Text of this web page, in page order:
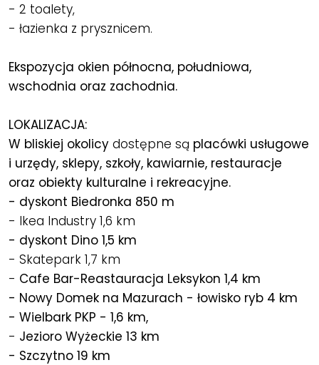
- 2 toalety,
- łazienka z prysznicem.
Ekspozycja okien północna, południowa,
wschodnia oraz zachodnia.
LOKALIZACJA:
W bliskiej okolicy dostępne są placówki usługowe
i urzędy, sklepy, szkoły, kawiarnie, restauracje
oraz obiekty kulturalne i rekreacyjne.
- dyskont Biedronka 850 m
- Ikea Industry 1,6 km
- dyskont Dino 1,5 km
- Skatepark 1,7 km
- Cafe Bar-Reastauracja Leksykon 1,4 km
- Nowy Domek na Mazurach - łowisko ryb 4 km
- Wielbark PKP - 1,6 km,
- Jezioro Wyżeckie 13 km
- Szczytno 19 km